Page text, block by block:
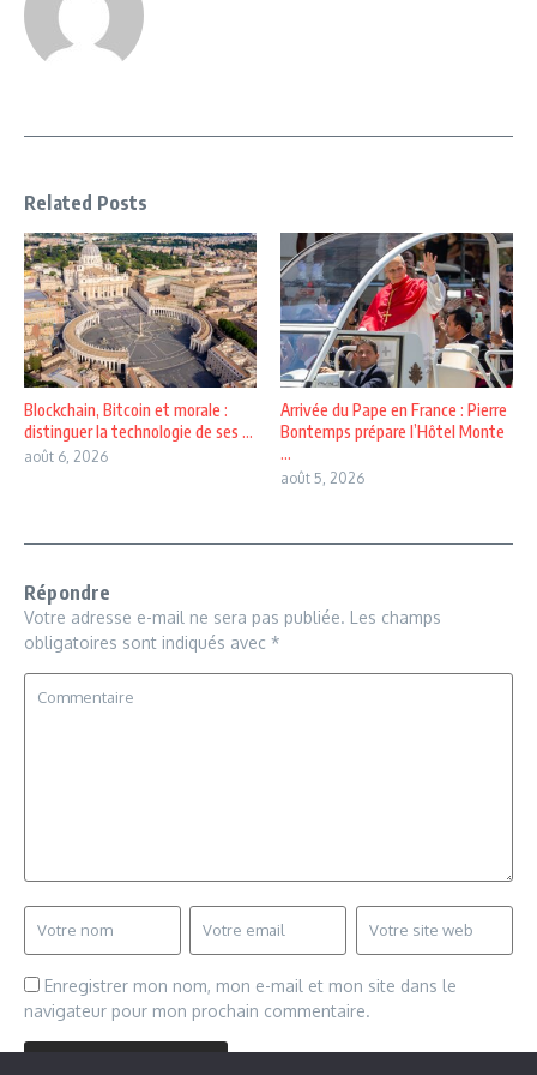
Related Posts
Blockchain, Bitcoin et morale :
distinguer la technologie de ses ...
août 6, 2026
Arrivée du Pape en France : Pierre
Bontemps prépare l’Hôtel Monte
...
août 5, 2026
Répondre
Votre adresse e-mail ne sera pas publiée. Les champs
obligatoires sont indiqués avec *
Enregistrer mon nom, mon e-mail et mon site dans le
navigateur pour mon prochain commentaire.